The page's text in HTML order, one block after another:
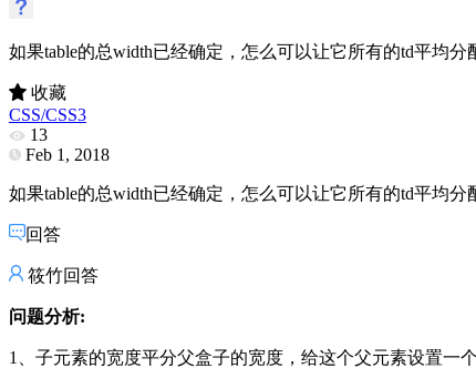
如果table的总width已经确定，怎么可以让它所有的td平均分
收藏
CSS/CSS3
13
Feb 1, 2018
如果table的总width已经确定，怎么可以让它所有的td平均分
回答
筱竹回答
问题分析:
1、子元素的宽度平分父盒子的宽度，给这个父元素设置一